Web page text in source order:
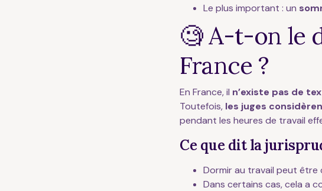
Le plus important : un
🧐 A-t-on le
France ?
En France, il n’existe pas de
Toutefois, les juges
pendant les heures de travail
Ce que dit la
Dormir au travail peut être
Dans certains cas, cela a